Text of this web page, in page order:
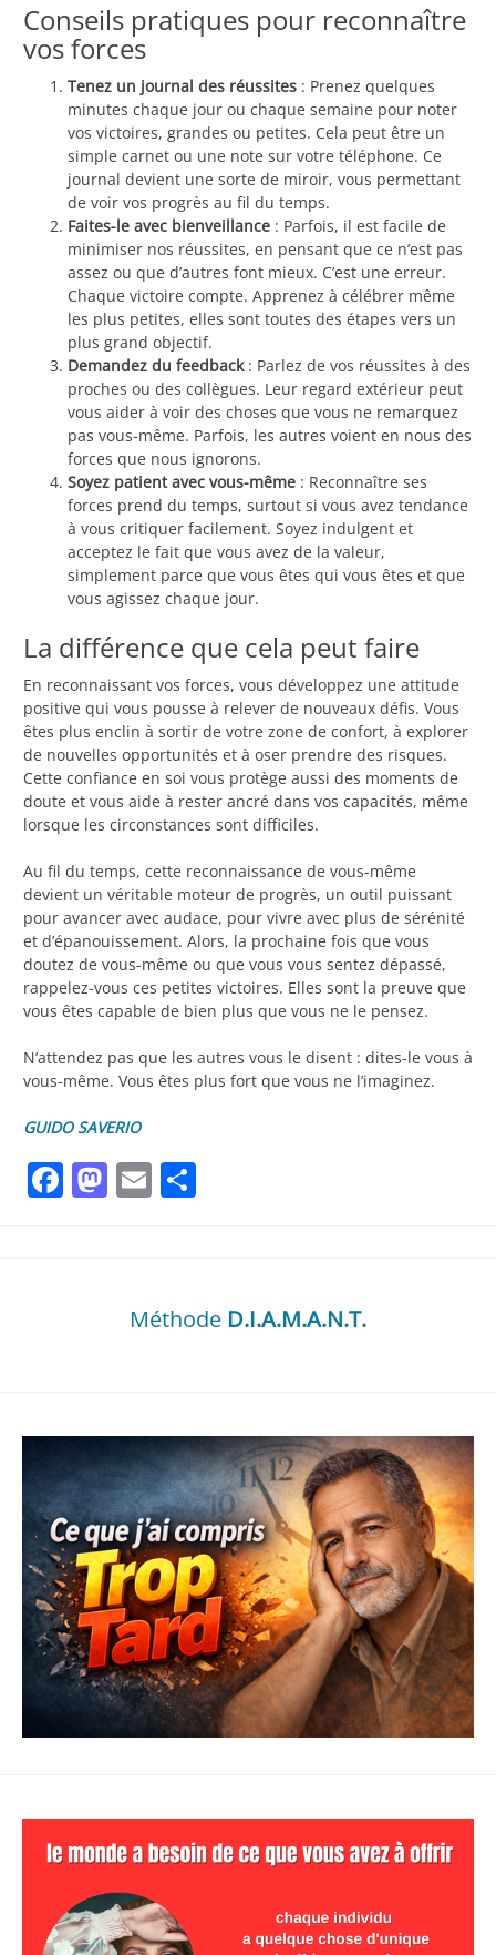
Conseils pratiques pour reconnaître
vos forces
Tenez un journal des réussites : Prenez quelques
minutes chaque jour ou chaque semaine pour noter
vos victoires, grandes ou petites. Cela peut être un
simple carnet ou une note sur votre téléphone. Ce
journal devient une sorte de miroir, vous permettant
de voir vos progrès au fil du temps.
Faites-le avec bienveillance : Parfois, il est facile de
minimiser nos réussites, en pensant que ce n’est pas
assez ou que d’autres font mieux. C’est une erreur.
Chaque victoire compte. Apprenez à célébrer même
les plus petites, elles sont toutes des étapes vers un
plus grand objectif.
Demandez du feedback: Parlez de vos réussites à des
proches ou des collègues. Leur regard extérieur peut
vous aider à voir des choses que vous ne remarquez
pas vous-même. Parfois, les autres voient en nous des
forces que nous ignorons.
Soyez patient avec vous-même : Reconnaître ses
forces prend du temps, surtout si vous avez tendance
à vous critiquer facilement. Soyez indulgent et
acceptez le fait que vous avez de la valeur,
simplement parce que vous êtes qui vous êtes et que
vous agissez chaque jour.
La différence que cela peut faire
En reconnaissant vos forces, vous développez une attitude
positive qui vous pousse à relever de nouveaux défis. Vous
êtes plus enclin à sortir de votre zone de confort, à explorer
de nouvelles opportunités et à oser prendre des risques.
Cette confiance en soi vous protège aussi des moments de
doute et vous aide à rester ancré dans vos capacités, même
lorsque les circonstances sont difficiles.
Au fil du temps, cette reconnaissance de vous-même
devient un véritable moteur de progrès, un outil puissant
pour avancer avec audace, pour vivre avec plus de sérénité
et d’épanouissement. Alors, la prochaine fois que vous
doutez de vous-même ou que vous vous sentez dépassé,
rappelez-vous ces petites victoires. Elles sont la preuve que
vous êtes capable de bien plus que vous ne le pensez.
N’attendez pas que les autres vous le disent : dites-le vous à
vous-même. Vous êtes plus fort que vous ne l’imaginez.
GUIDO SAVERIO
Facebook
Mastodon
Email
Méthode D.I.A.M.A.N.T.